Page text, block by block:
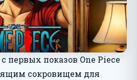
первых показов One Piece
сокровищем для